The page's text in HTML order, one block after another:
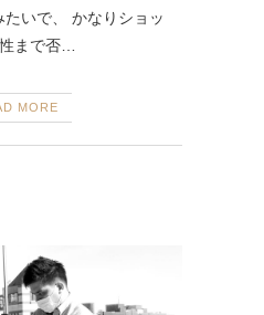
いで、 かなりショッ
まで否…
MORE